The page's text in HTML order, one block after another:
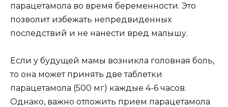
парацетамола во время беременности. Это
позволит избежать непредвиденных
последствий и не нанести вред малышу.
Если у будущей мамы возникла головная боль,
то она может принять две таблетки
парацетамола (500 мг) каждые 4-6 часов.
Однако, важно отложить прием парацетамола